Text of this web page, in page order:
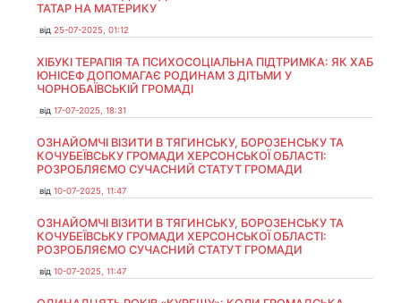
ТАТАР НА МАТЕРИКУ
від 25-07-2025, 01:12
ХІБУКІ ТЕРАПІЯ ТА ПСИХОСОЦІАЛЬНА ПІДТРИМКА: ЯК ХАБ
ЮНІСЕФ ДОПОМАГАЄ РОДИНАМ З ДІТЬМИ У
ЧОРНОБАЇВСЬКІЙ ГРОМАДІ
від 17-07-2025, 18:31
ОЗНАЙОМЧІ ВІЗИТИ В ТЯГИНСЬКУ, БОРОЗЕНСЬКУ ТА
КОЧУБЕЇВСЬКУ ГРОМАДИ ХЕРСОНСЬКОЇ ОБЛАСТІ:
РОЗРОБЛЯЄМО СУЧАСНИЙ СТАТУТ ГРОМАДИ
від 10-07-2025, 11:47
ОЗНАЙОМЧІ ВІЗИТИ В ТЯГИНСЬКУ, БОРОЗЕНСЬКУ ТА
КОЧУБЕЇВСЬКУ ГРОМАДИ ХЕРСОНСЬКОЇ ОБЛАСТІ:
РОЗРОБЛЯЄМО СУЧАСНИЙ СТАТУТ ГРОМАДИ
від 10-07-2025, 11:47